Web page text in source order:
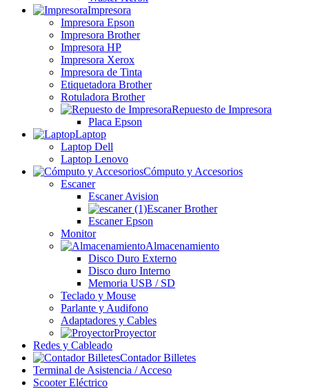
Impresora
Impresora Epson
Impresora Brother
Impresora HP
Impresora Xerox
Impresora de Tinta
Etiquetadora Brother
Rotuladora Brother
Repuesto de Impresora
Placa Epson
Laptop
Laptop Dell
Laptop Lenovo
Cómputo y Accesorios
Escaner
Escaner Avision
Escaner Brother
Escaner Epson
Monitor
Almacenamiento
Disco Duro Externo
Disco duro Interno
Memoria USB / SD
Teclado y Mouse
Parlante y Audifono
Adaptadores y Cables
Proyector
Redes y Cableado
Contador Billetes
Terminal de Asistencia / Acceso
Scooter Eléctrico